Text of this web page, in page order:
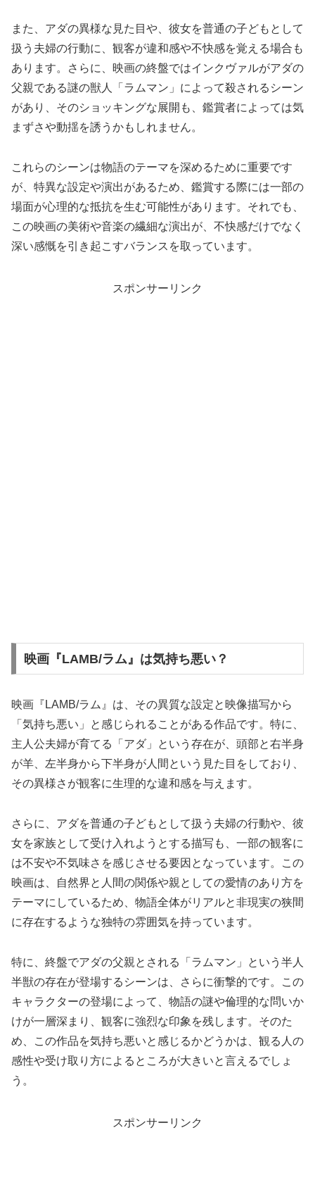
また、アダの異様な見た目や、彼女を普通の子どもとして
扱う夫婦の行動に、観客が違和感や不快感を覚える場合も
あります。さらに、映画の終盤ではインクヴァルがアダの
父親である謎の獣人「ラムマン」によって殺されるシーン
があり、そのショッキングな展開も、鑑賞者によっては気
まずさや動揺を誘うかもしれません。
これらのシーンは物語のテーマを深めるために重要です
が、特異な設定や演出があるため、鑑賞する際には一部の
場面が心理的な抵抗を生む可能性があります。それでも、
この映画の美術や音楽の繊細な演出が、不快感だけでなく
深い感慨を引き起こすバランスを取っています。
スポンサーリンク
映画『LAMB/ラム』は気持ち悪い？
映画『LAMB/ラム』は、その異質な設定と映像描写から
「気持ち悪い」と感じられることがある作品です。特に、
主人公夫婦が育てる「アダ」という存在が、頭部と右半身
が羊、左半身から下半身が人間という見た目をしており、
その異様さが観客に生理的な違和感を与えます。
さらに、アダを普通の子どもとして扱う夫婦の行動や、彼
女を家族として受け入れようとする描写も、一部の観客に
は不安や不気味さを感じさせる要因となっています。この
映画は、自然界と人間の関係や親としての愛情のあり方を
テーマにしているため、物語全体がリアルと非現実の狭間
に存在するような独特の雰囲気を持っています。
特に、終盤でアダの父親とされる「ラムマン」という半人
半獣の存在が登場するシーンは、さらに衝撃的です。この
キャラクターの登場によって、物語の謎や倫理的な問いか
けが一層深まり、観客に強烈な印象を残します。そのた
め、この作品を気持ち悪いと感じるかどうかは、観る人の
感性や受け取り方によるところが大きいと言えるでしょ
う。
スポンサーリンク